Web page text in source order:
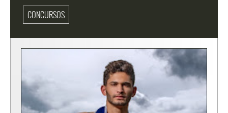
CONCURSOS